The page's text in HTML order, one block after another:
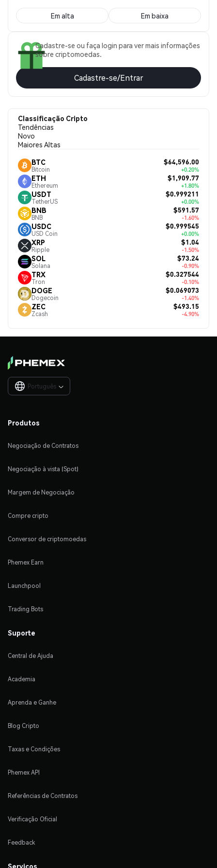
Em alta Em baixa
Cadastre-se ou faça login para ver mais informações
sobre criptomoedas.
Cadastre-se/Entrar
Classificação Cripto
Tendências
Novo
Maiores Altas
BTC
Bitcoin
$64,596.00
+0.20%
ETH
Ethereum
$1,909.77
+1.80%
USDT
TetherUS
$0.999211
+0.00%
BNB
BNB
$591.57
-1.60%
USDC
USD Coin
$0.999545
+0.00%
XRP
Ripple
$1.04
-1.50%
SOL
Solana
$73.24
-0.90%
TRX
Tron
$0.327544
-0.10%
DOGE
Dogecoin
$0.069073
-1.40%
ZEC
Zcash
$493.15
-4.90%
Português 
Produtos
Negociação de Contratos
Negociação à vista (Spot)
Margem de Negociação
Compre cripto
Conversor de criptomoedas
Phemex Earn
Launchpool
Trading Bots
Suporte
Central de Ajuda
Academia
Aprenda e Ganhe
Blog Cripto
Taxas e Condições
Phemex API
Referências de Contratos
Verificação Oficial
Feedback
Serviços